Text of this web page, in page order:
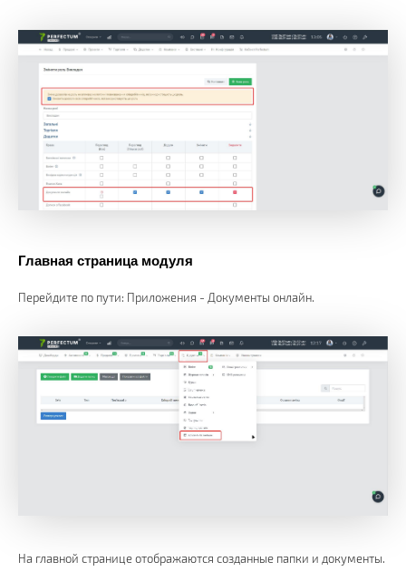
Главная страница модуля
Перейдите по пути: Приложения - Документы онлайн.
На главной странице отображаются созданные папки и документы.